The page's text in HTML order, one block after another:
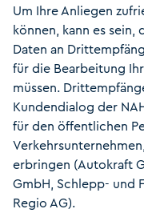
Um Ihre Anliegen
können, kann es
Daten an
für die Bearbeitung
müssen.
Kundendialog der
für den öffentlichen
erbringen (Autokraft
GmbH, Schlepp- und
Regio AG).